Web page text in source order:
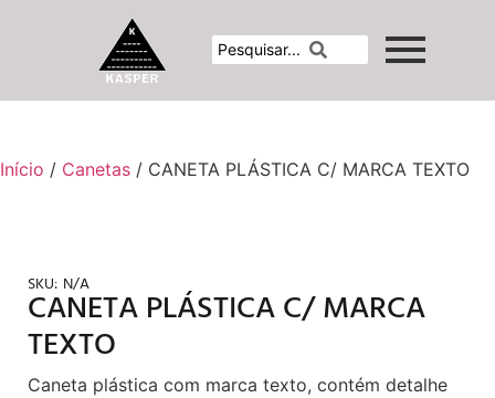
Início / Canetas / CANETA PLÁSTICA C/ MARCA TEXTO
SKU: N/A
CANETA PLÁSTICA C/ MARCA
TEXTO
Caneta plástica com marca texto, contém detalhe